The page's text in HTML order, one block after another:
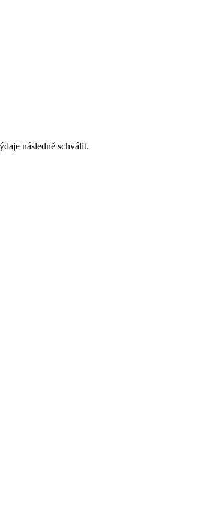
následně schválit.